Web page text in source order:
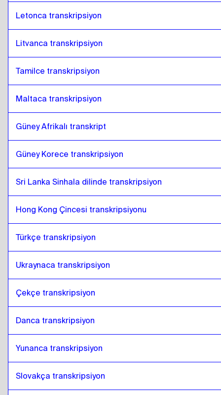
Letonca transkripsiyon
Litvanca transkripsiyon
Tamilce transkripsiyon
Maltaca transkripsiyon
Güney Afrikalı transkript
Güney Korece transkripsiyon
Sri Lanka Sinhala dilinde transkripsiyon
Hong Kong Çincesi transkripsiyonu
Türkçe transkripsiyon
Ukraynaca transkripsiyon
Çekçe transkripsiyon
Danca transkripsiyon
Yunanca transkripsiyon
Slovakça transkripsiyon